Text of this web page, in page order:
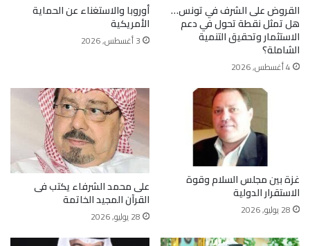
القروض على الشرف في تونس…
هل تمثل نقطة تحول في دعم
الاستثمار وتحقيق التنمية
الشاملة؟
4 أغسطس, 2026
أوروبا والاستغناء عن الحماية
الأمريكية
3 أغسطس, 2026
غزة بين مجلس السلام وقوة
الاستقرار الدولية
28 يوليو, 2026
على محمد الشرفاء يكتب فى
القرآن المجيد الخاتمة
28 يوليو, 2026